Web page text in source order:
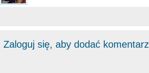
Zaloguj się, aby dodać komentarz